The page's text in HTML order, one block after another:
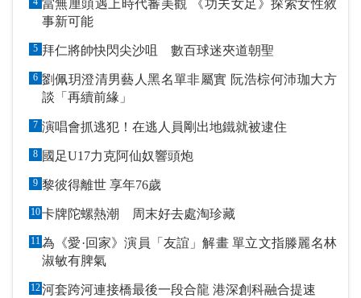
當無厘頭遇上時代審美觀 《功夫女足》探索女性敘
事新可能
5 拜仁將帥快閃尖沙咀 數百球迷夾道朝聖
6 劉佩玥澄清男藝人黑名單非屬實 阮浩棕何沛珈大方
談「再續前緣」
7 演唱會抓逃犯！在逃人員剛出地鐵就被逮住
8 國足U17力克阿仙奴響頭炮
9 黎彼得離世 享年76歲
10卡牌陀螺熱潮 周末好去處淘珍藏
11為《愛·回家》演員「友誼」解畫 單立文指滕麗名林
淑敏有脾氣
12 河套跨河連接橋最後一段合龍 港深創科融合提速